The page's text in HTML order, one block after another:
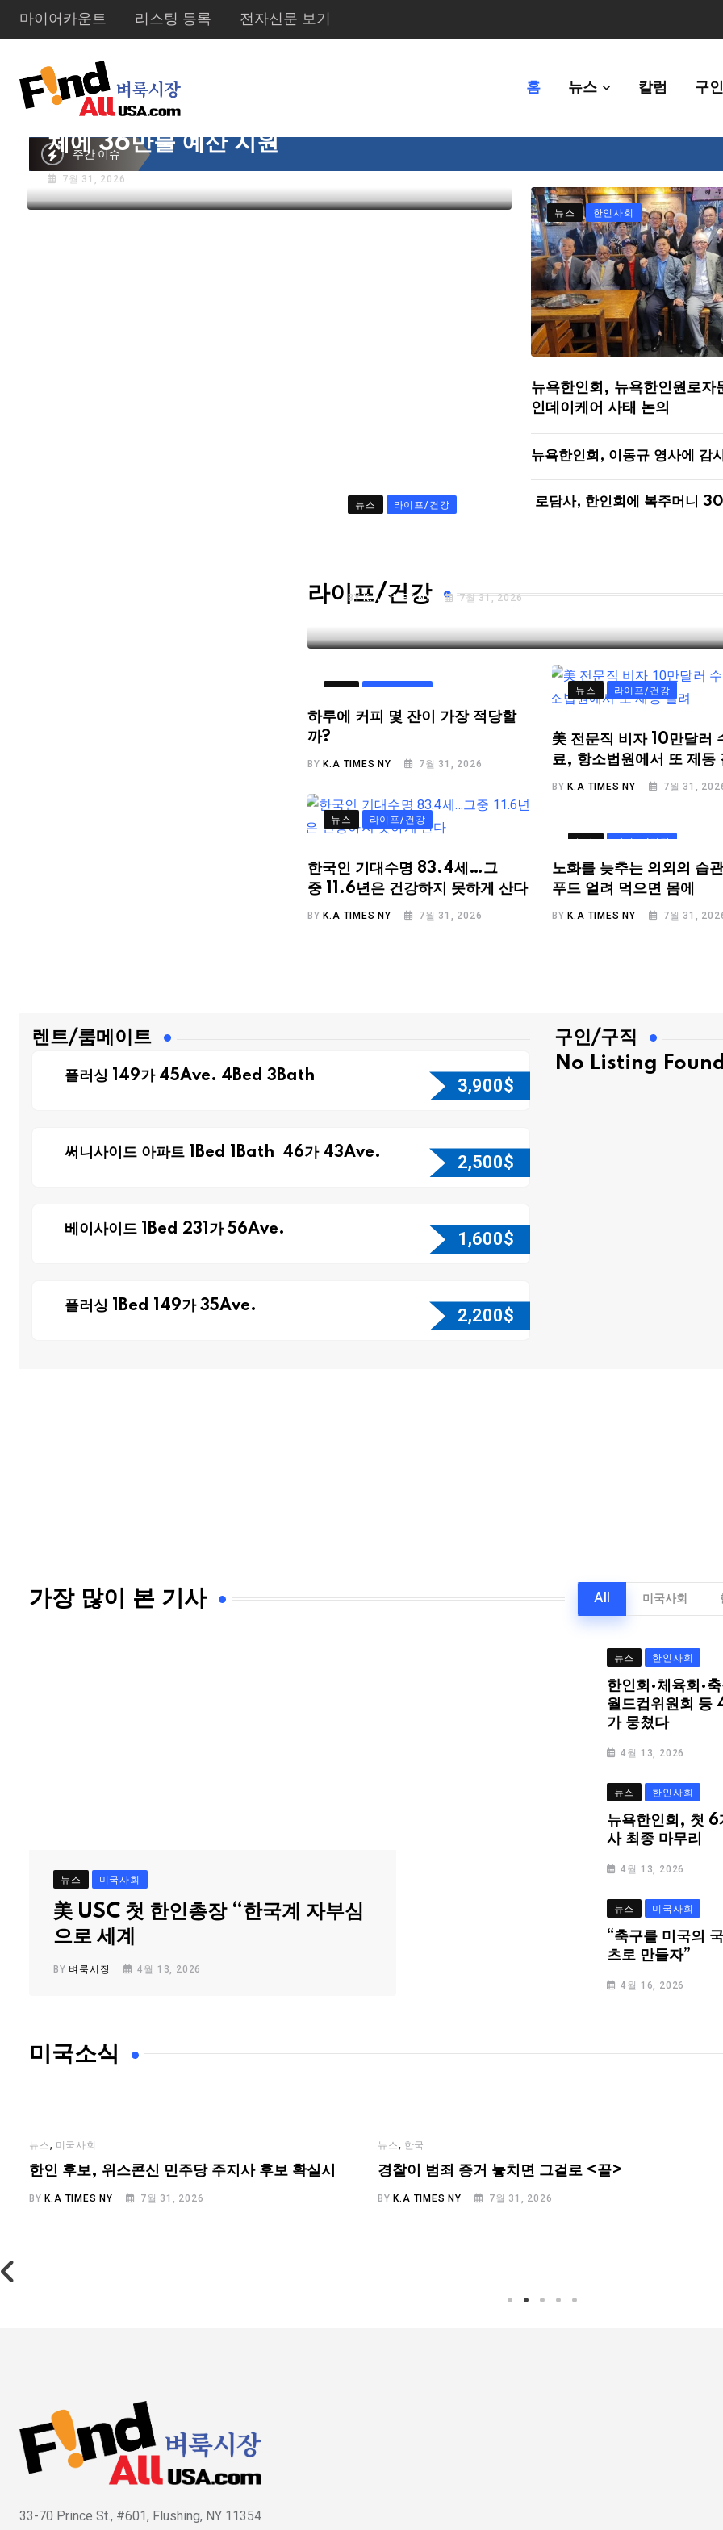
마이어카운트 리스팅 등록 전자신문 보기
홈 뉴스 칼럼 구
주간 이슈 뉴욕시의회 샌드라 황 부의장, 한인비영리단체에 36만불 예산 지원
뉴스 한인사회
뉴욕시의회 샌드라 황 부의장, 한인비영리단
체에 36만불 예산 지원
7월 31, 2026
뉴스 한인사회
뉴욕한인회, 뉴욕한인원로자
인데이케어 사태 논의
뉴욕한인회, 이동규 영사에 감
로담사, 한인회에 복주머니
라이프/건강
뉴스 라이프/건강
BYK.A TIMES NY 7월 31, 2026
뉴스 라이프/건강
하루에 커피 몇 잔이 가장 적당할
까?
BY K.A TIMES NY 7월 31, 2026
뉴스 라이프/건강
美 전문직 비자 10만달러
료, 항소법원에서 또 제동
BY K.A TIMES NY 7월 31,
뉴스 라이프/건강
한국인 기대수명 83.4세…그
중 11.6년은 건강하지 못하게 산다
BY K.A TIMES NY 7월 31, 2026
뉴스 라이프/건강
노화를 늦추는 의외의 습
푸드 얼려 먹으면 몸에
BY K.A TIMES NY 7월 31,
렌트/룸메이트
플러싱 149가 45Ave. 4Bed 3Bath 3,900$
써니사이드 아파트 1Bed 1Bath 46가 43Ave. 2,500$
베이사이드 1Bed 231가 56Ave. 1,600$
플러싱 1Bed 149가 35Ave. 2,200$
구인/구직
No Listing
가장 많이 본 기사 All 미국사회
뉴스 미국사회
美 USC 첫 한인총장 “한국계 자부심
으로 세계
BY 벼룩시장 4월 13, 2026
뉴스 한인사회
한인회·체육회·
월드컵위원회 등
가 뭉쳤다
4월 13, 2026
뉴스 한인사회
뉴욕한인회, 첫 6
사 최종 마무리
4월 13, 2026
뉴스 미국사회
“축구를 미국의
츠로 만들자”
4월 16, 2026
미국소식
뉴스, 미국사회
한인 후보, 위스콘신 민주당 주지사 후보 확실시
BY K.A TIMES NY 7월 31, 2026
뉴스, 한국
경찰이 범죄 증거 놓치면 그걸로 <끝>
BY K.A TIMES NY 7월 31, 2026
33-70 Prince St., #601, Flushing, NY 11354